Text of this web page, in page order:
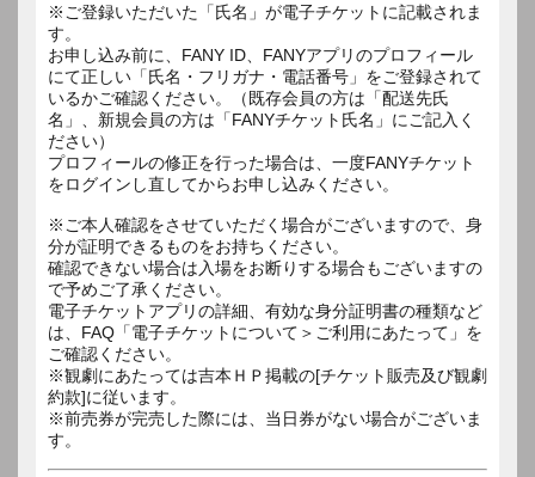
※ご登録いただいた「氏名」が電子チケットに記載されま
す。
お申し込み前に、FANY ID、FANYアプリのプロフィール
にて正しい「氏名・フリガナ・電話番号」をご登録されて
いるかご確認ください。（既存会員の方は「配送先氏
名」、新規会員の方は「FANYチケット氏名」にご記入く
ださい）
プロフィールの修正を行った場合は、一度FANYチケット
をログインし直してからお申し込みください。
※ご本人確認をさせていただく場合がございますので、身
分が証明できるものをお持ちください。
確認できない場合は入場をお断りする場合もございますの
で予めご了承ください。
電子チケットアプリの詳細、有効な身分証明書の種類など
は、FAQ「電子チケットについて＞ご利用にあたって」を
ご確認ください。
※観劇にあたっては吉本ＨＰ掲載の[チケット販売及び観劇
約款]に従います。
※前売券が完売した際には、当日券がない場合がございま
す。